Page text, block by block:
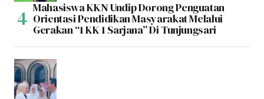
Mahasiswa KKN Undip Dorong Penguatan
Orientasi Pendidikan Masyarakat Melalui
Gerakan “1 KK 1 Sarjana” Di Tunjungsari